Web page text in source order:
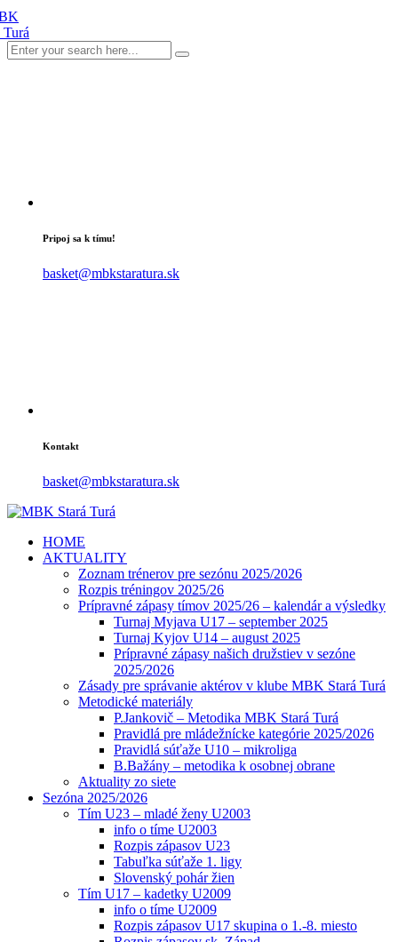
Pripoj sa k tímu!
basket@mbkstaratura.sk
Kontakt
basket@mbkstaratura.sk
HOME
AKTUALITY
Zoznam trénerov pre sezónu 2025/2026
Rozpis tréningov 2025/26
Prípravné zápasy tímov 2025/26 – kalendár a výsledky
Turnaj Myjava U17 – september 2025
Turnaj Kyjov U14 – august 2025
Prípravné zápasy našich družstiev v sezóne
2025/2026
Zásady pre správanie aktérov v klube MBK Stará Turá
Metodické materiály
P.Jankovič – Metodika MBK Stará Turá
Pravidlá pre mládežnícke kategórie 2025/2026
Pravidlá súťaže U10 – mikroliga
B.Bažány – metodika k osobnej obrane
Aktuality zo siete
Sezóna 2025/2026
Tím U23 – mladé ženy U2003
info o tíme U2003
Rozpis zápasov U23
Tabuľka súťaže 1. ligy
Slovenský pohár žien
Tím U17 – kadetky U2009
info o tíme U2009
Rozpis zápasov U17 skupina o 1.-8. miesto